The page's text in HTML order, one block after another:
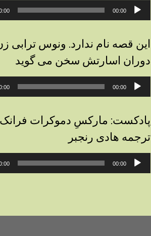
پخش‌کننده
صوت
00:00
این قصه نام ندارد. ونوس ترابی
دوران اسارتش سخن می گوید
پخش‌کننده
صوت
00:00
پادکست: مارکسِ دموکرات
ترجمه هادی رنجبر
پخش‌کننده
صوت
00:00